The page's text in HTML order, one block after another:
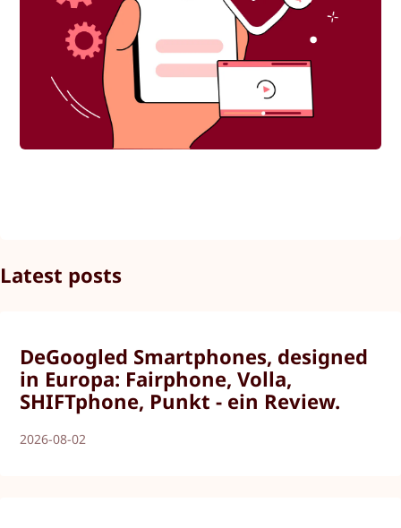
Latest posts
DeGoogled Smartphones, designed
in Europa: Fairphone, Volla,
SHIFTphone, Punkt - ein Review.
2026-08-02